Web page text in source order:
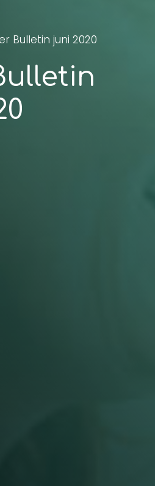
Bulletin juni 2020